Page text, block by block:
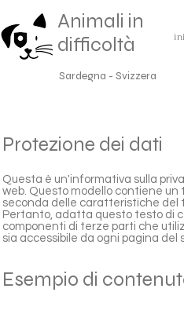
Animali in
difficoltà
Sardegna - Svizzera
Protezione dei dati
Questa è un'informativa sulla
web. Questo modello contiene un
seconda delle caratteristiche del
Pertanto, adatta questo testo di
componenti di terze parti che
sia accessibile da ogni pagina del
Esempio di